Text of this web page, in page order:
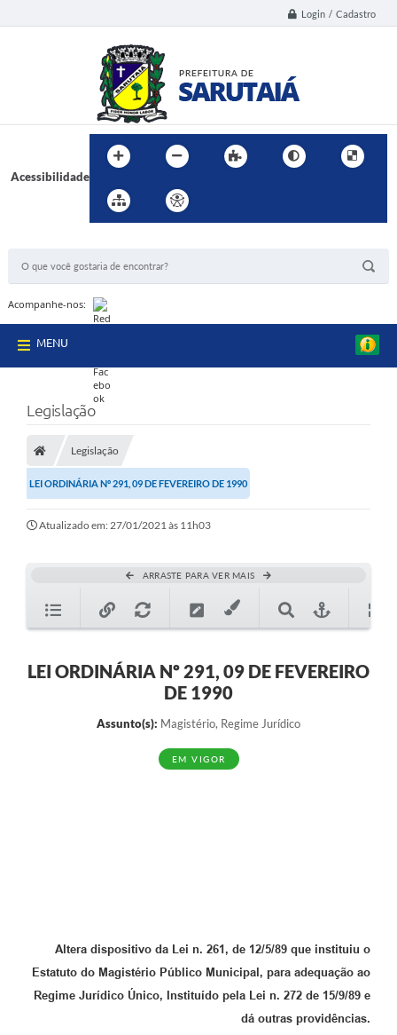
Login / Cadastro
Acessibilidade
Acompanhe-nos:
MENU
Legislação
Legislação
LEI ORDINÁRIA Nº 291, 09 DE FEVEREIRO DE 1990
Atualizado em: 27/01/2021 às 11h03
ARRASTE PARA VER MAIS
LEI ORDINÁRIA Nº 291, 09 DE FEVEREIRO
DE 1990
Assunto(s): Magistério, Regime Jurídico
EM VIGOR
Altera dispositivo da Lei n. 261, de 12/5/89 que instituiu o
Estatuto do Magistério Público Municipal, para adequação ao
Regime Jurídico Único, Instituído pela Lei n. 272 de 15/9/89 e
dá outras providências.